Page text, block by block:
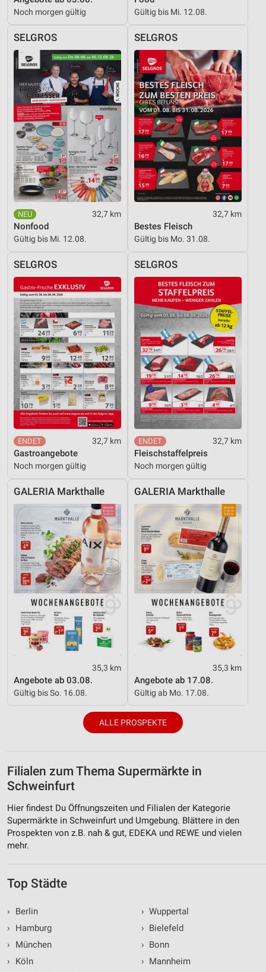
Noch morgen gültig Gültig bis Mi. 12.08.
SELGROS
32,7 km
Nonfood
Gültig bis Mi. 12.08.
SELGROS
32,7 km
Bestes Fleisch
Gültig bis Mo. 31.08.
SELGROS
32,7 km
Gastroangebote
Noch morgen gültig
SELGROS
32,7 km
Fleischstaffelpreis
Noch morgen gültig
GALERIA Markthalle
35,3 km
Angebote ab 03.08.
Gültig bis So. 16.08.
GALERIA Markthalle
35,3 km
Angebote ab 17.08.
Gültig ab Mo. 17.08.
ALLE PROSPEKTE
Filialen zum Thema Supermärkte in
Schweinfurt
Hier findest Du Öffnungszeiten und Filialen der Kategorie
Supermärkte in Schweinfurt und Umgebung. Blättere in den
Prospekten von z.B. nah & gut, EDEKA und REWE und vielen
mehr.
Top Städte
›
Berlin
›
Hamburg
›
München
›
Köln
› Wuppertal
› Bielefeld
› Bonn
› Mannheim